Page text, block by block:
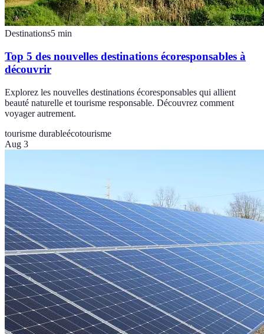
Destinations5 min
Top 5 des nouvelles destinations écoresponsables à
découvrir
Explorez les nouvelles destinations écoresponsables qui allient
beauté naturelle et tourisme responsable. Découvrez comment
voyager autrement.
tourisme durableécotourisme
Aug 3